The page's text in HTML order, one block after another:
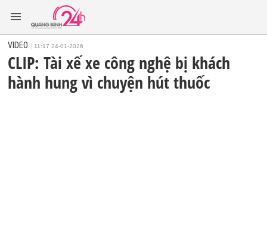
VIDEO 11:17 24-01-2026
CLIP: Tài xế xe công nghệ bị khách
hành hung vì chuyện hút thuốc